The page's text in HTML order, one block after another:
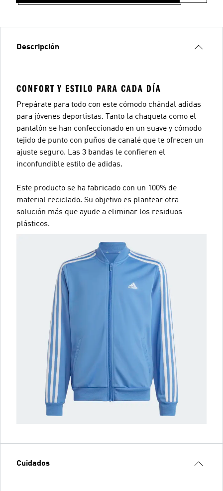
Descripción
CONFORT Y ESTILO PARA CADA DÍA
Prepárate para todo con este cómodo chándal adidas
para jóvenes deportistas. Tanto la chaqueta como el
pantalón se han confeccionado en un suave y cómodo
tejido de punto con puños de canalé que te ofrecen un
ajuste seguro. Las 3 bandas le confieren el
inconfundible estilo de adidas.
Este producto se ha fabricado con un 100% de
material reciclado. Su objetivo es plantear otra
solución más que ayude a eliminar los residuos
plásticos.
Cuidados